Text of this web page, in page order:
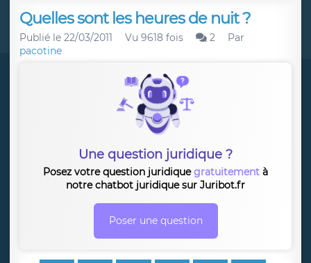
Quelles sont les heures de nuit ?
Publié le 22/03/2011 Vu 9618 fois 2
Par
pacotine
Une question juridique ?
Posez votre question juridiquegratuitement à
notre chatbot juridique sur Juribot.fr
Poser une question